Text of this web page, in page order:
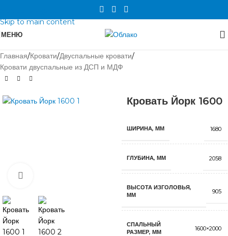
Skip to main content
МЕНЮ
Главная/Кровати/Двуспальные кровати/
Кровати двуспальные из ДСП и МДФ
Нажмите, чтобы увеличить
Кровать Йорк 1600
ШИРИНА, ММ 1680
ГЛУБИНА, ММ 2058
ВЫСОТА ИЗГОЛОВЬЯ,
ММ
905
СПАЛЬНЫЙ
РАЗМЕР, ММ
1600×2000